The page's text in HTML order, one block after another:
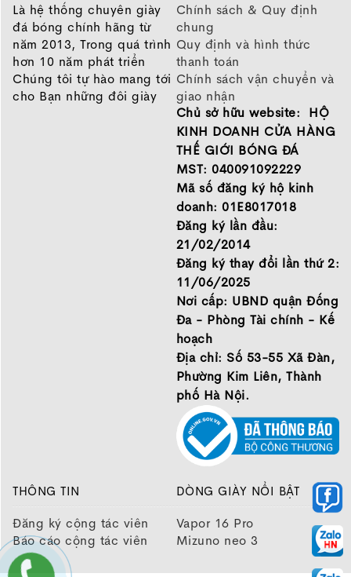
Là hệ thống chuyên giày
đá bóng chính hãng từ
năm 2013, Trong quá trình
hơn 10 năm phát triển
Chúng tôi tự hào mang tới
cho Bạn những đôi giày
Chính sách & Quy định
chung
Quy định và hình thức
thanh toán
Chính sách vận chuyển và
giao nhận
Chính sách bảo hành
Chính sách bảo mật thông
tin
Chủ sở hữu website: HỘ
KINH DOANH CỬA HÀNG
THẾ GIỚI BÓNG ĐÁ
MST: 040091092229
Mã số đăng ký hộ kinh
doanh: 01E8017018
Đăng ký lần đầu:
21/02/2014
Đăng ký thay đổi lần thứ 2:
11/06/2025
Nơi cấp: UBND quận Đống
Đa - Phòng Tài chính - Kế
hoạch
Địa chỉ: Số 53-55 Xã Đàn,
Phường Kim Liên, Thành
phố Hà Nội.
THÔNG TIN
Đăng ký cộng tác viên
Báo cáo cộng tác viên
DÒNG GIÀY NỔI BẬT
Vapor 16 Pro
Mizuno neo 3